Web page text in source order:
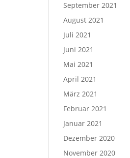
September 2021
August 2021
Juli 2021
Juni 2021
Mai 2021
April 2021
März 2021
Februar 2021
Januar 2021
Dezember 2020
November 2020